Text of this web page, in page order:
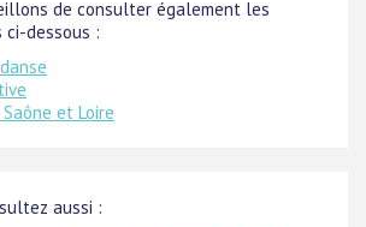
de consulter également les
dessous :
et Loire
aussi :